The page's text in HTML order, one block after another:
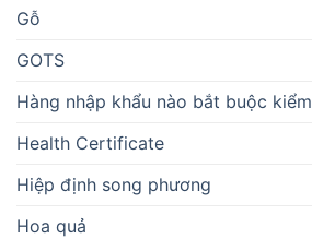
Gỗ
GOTS
Hàng nhập khẩu nào bắt buộc
Health Certificate
Hiệp định song phương
Hoa quả